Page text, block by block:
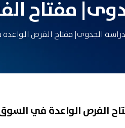
مفتاح
دراسة الجدوى| مفتاح الفرص
الفرص الواعدة في